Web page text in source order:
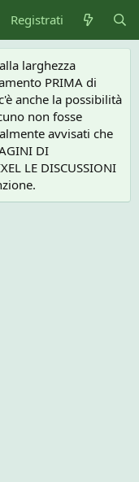
Registrati
larghezza
PRIMA di
anche la possibilità
non fosse
avvisati che
DI
LE DISCUSSIONI